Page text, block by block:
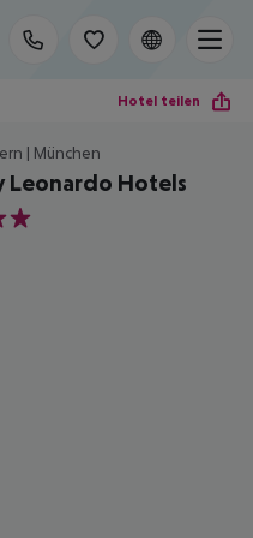
Hotel teilen
| München
Leonardo Hotels